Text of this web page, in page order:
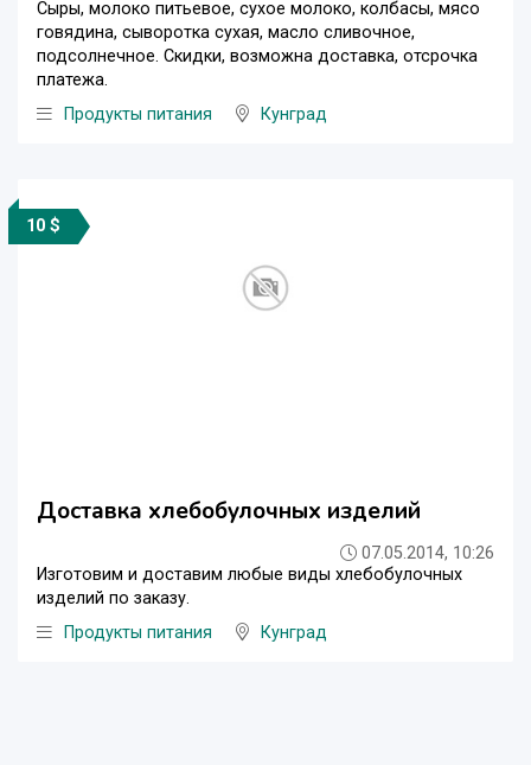
Сыры, молоко питьевое, сухое молоко, колбасы, мясо
говядина, сыворотка сухая, масло сливочное,
подсолнечное. Скидки, возможна доставка, отсрочка
платежа.
Продукты питания
Кунград
10 $
Доставка хлебобулочных изделий
07.05.2014, 10:26
Изготовим и доставим любые виды хлебобулочных
изделий по заказу.
Продукты питания
Кунград